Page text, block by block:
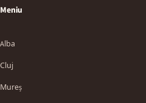
Meniu
Alba
Cluj
Mureș